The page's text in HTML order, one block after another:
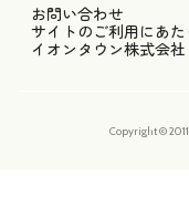
お問い合わせ
サイトのご利用にあた
イオンタウン株式会社
Copyright ©